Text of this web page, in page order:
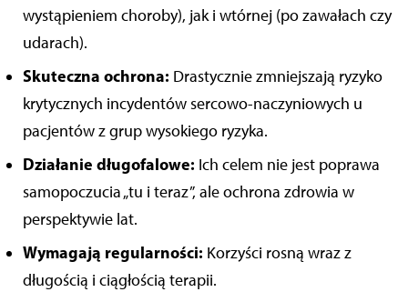
wystąpieniem choroby), jak i wtórnej (po zawałach czy
udarach).
Skuteczna ochrona: Drastycznie zmniejszają ryzyko
krytycznych incydentów sercowo-naczyniowych u
pacjentów z grup wysokiego ryzyka.
Działanie długofalowe: Ich celem nie jest poprawa
samopoczucia „tu i teraz”, ale ochrona zdrowia w
perspektywie lat.
Wymagają regularności: Korzyści rosną wraz z
długością i ciągłością terapii.